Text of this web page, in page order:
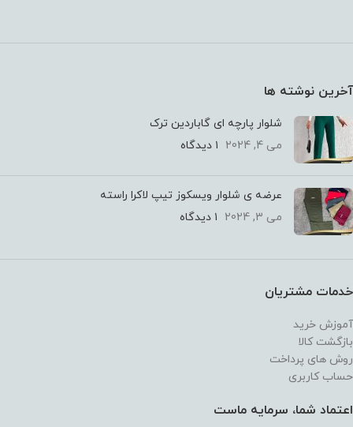
آخرین نوشته ها
شلوار پارچه ای گاباردین ترک
می 4, 2024
۱ دیدگاه
عرضه ی شلوار ویسکوز تیپ لاکرا راسته
می 3, 2024
۱ دیدگاه
خدمات مشتریان
آموزش خرید
بازگشت کالا
روش های پرداخت
حساب کاربری
اعتماد شما، سرمایه ماست